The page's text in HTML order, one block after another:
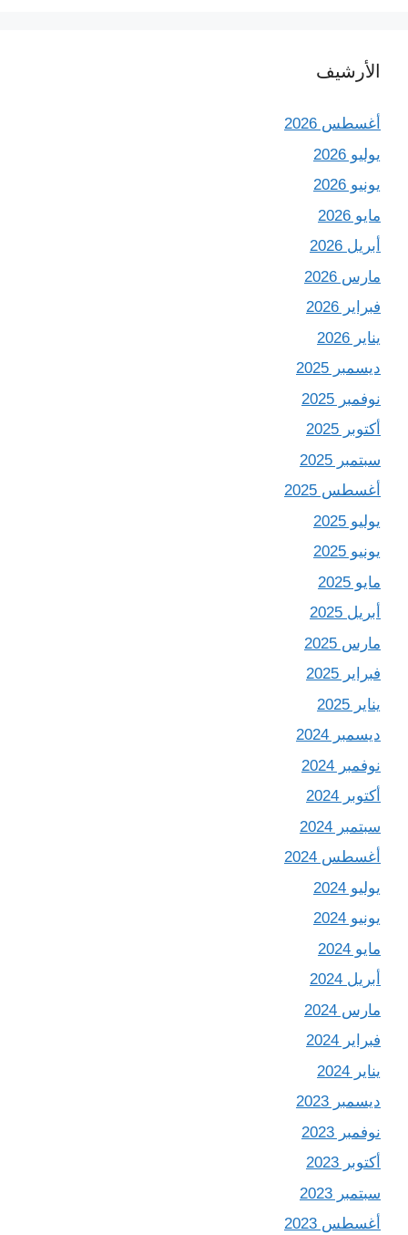
الأرشيف
أغسطس 2026
يوليو 2026
يونيو 2026
مايو 2026
أبريل 2026
مارس 2026
فبراير 2026
يناير 2026
ديسمبر 2025
نوفمبر 2025
أكتوبر 2025
سبتمبر 2025
أغسطس 2025
يوليو 2025
يونيو 2025
مايو 2025
أبريل 2025
مارس 2025
فبراير 2025
يناير 2025
ديسمبر 2024
نوفمبر 2024
أكتوبر 2024
سبتمبر 2024
أغسطس 2024
يوليو 2024
يونيو 2024
مايو 2024
أبريل 2024
مارس 2024
فبراير 2024
يناير 2024
ديسمبر 2023
نوفمبر 2023
أكتوبر 2023
سبتمبر 2023
أغسطس 2023